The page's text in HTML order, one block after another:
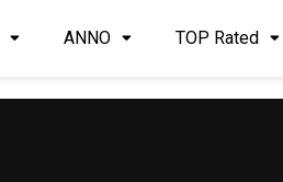
ANNO TOP Rated